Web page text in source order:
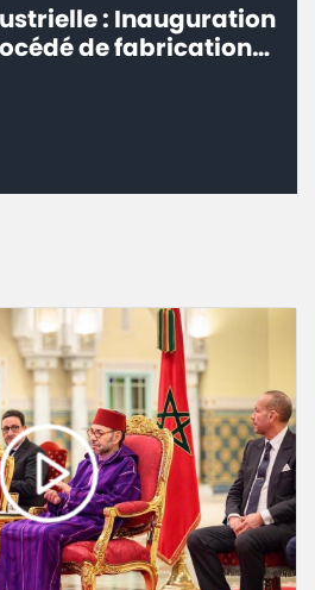
: Inauguration
de fabrication